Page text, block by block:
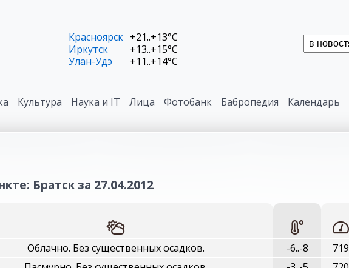
Красноярск +21..+13°C
Иркутск
+13..+15°C
Улан-Удэ
+11..+14°C
Культура Наука и IT Лица Фотобанк Бабропедия Календарь
Братск за 27.04.2012
Облачно. Без существенных осадков. -6..-8 719